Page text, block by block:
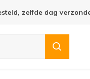
19 september in Cuijk!